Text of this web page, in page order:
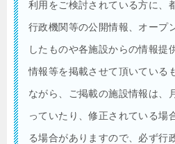
利用をご検討されている方に、
行政機関等の公開情報、オープ
したものや各施設からの情報提
情報等を掲載させて頂いている
ながら、ご掲載の施設情報は、
っていたり、修正されている場
る場合がありますので、必ず行